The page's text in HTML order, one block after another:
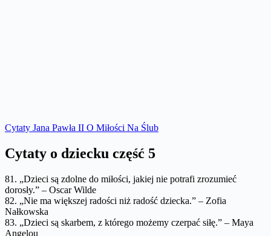
Cytaty Jana Pawła II O Miłości Na Ślub
Cytaty o dziecku część 5
81. „Dzieci są zdolne do miłości, jakiej nie potrafi zrozumieć
dorosły.” – Oscar Wilde
82. „Nie ma większej radości niż radość dziecka.” – Zofia
Nałkowska
83. „Dzieci są skarbem, z którego możemy czerpać siłę.” – Maya
Angelou